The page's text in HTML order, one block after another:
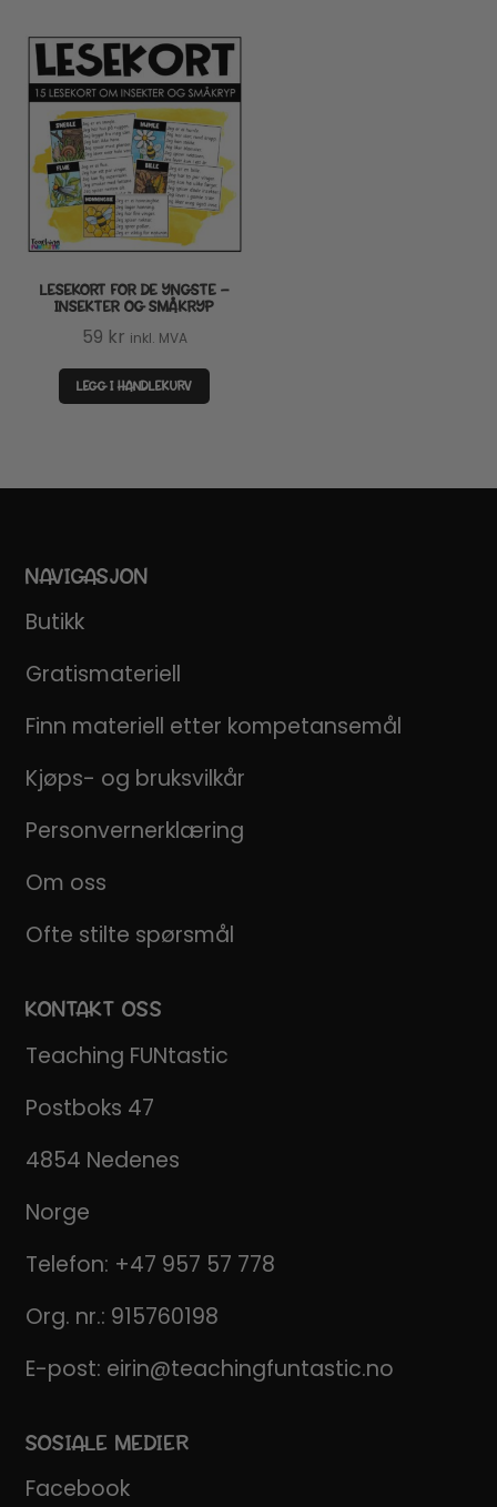
LESEKORT FOR DE YNGSTE –
INSEKTER OG SMÅKRYP
59 kr inkl. MVA
LEGG I HANDLEKURV
NAVIGASJON
Butikk
Gratismateriell
Finn materiell etter kompetansemål
Kjøps- og bruksvilkår
Personvernerklæring
Om oss
Ofte stilte spørsmål
KONTAKT OSS
Teaching FUNtastic
Postboks 47
4854 Nedenes
Norge
Telefon: +47 957 57 778
Org. nr.: 915760198
E-post: eirin@teachingfuntastic.no
SOSIALE MEDIER
Facebook